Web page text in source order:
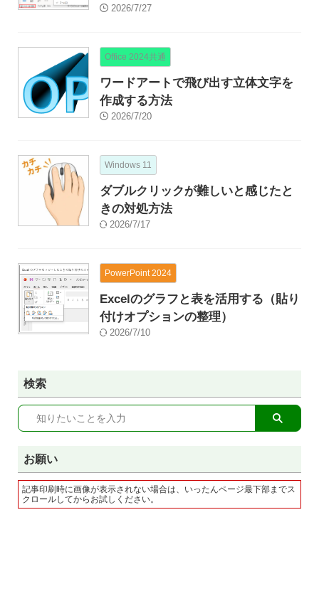
2026/7/27
Office 2024共通
ワードアートで飛び出す立体文字を
作成する方法
2026/7/20
Windows 11
ダブルクリックが難しいと感じたと
きの対処方法
2026/7/17
PowerPoint 2024
Excelのグラフと表を活用する（貼り
付けオプションの整理）
2026/7/10
検索
お願い
記事印刷時に画像が表示されない場合は、いったんページ最下部までス
クロールしてからお試しください。